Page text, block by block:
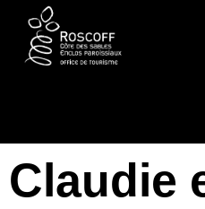
Claudie
Cookies management panel